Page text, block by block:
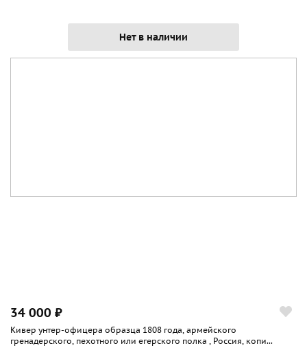
Нет в наличии
34 000 ₽
Кивер унтер-офицера образца 1808 года, армейского
гренадерского, пехотного или егерского полка , Россия, копи...